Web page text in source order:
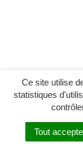
Ce site utilise
statistiques
Tout